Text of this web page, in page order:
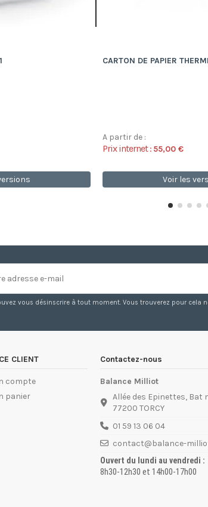
CARTON DE PAPIER
A partir de :
Prix internet : 55,00 €
Voir les
vous désinscrire à tout moment. Vous trouverez pour
CLIENT
compte
panier
Contactez-nous
Balance Milliot
Allée des Epinettes, Bat
77200 TORCY
01 59 13 06 04
contact@balance-
Ouvert du lundi au vendredi :
8h30-12h30 et 14h00-17h00